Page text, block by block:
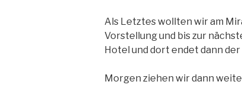
Als Letztes wollten wir am
Vorstellung und bis zur
Hotel und dort endet dann der
Morgen ziehen wir dann